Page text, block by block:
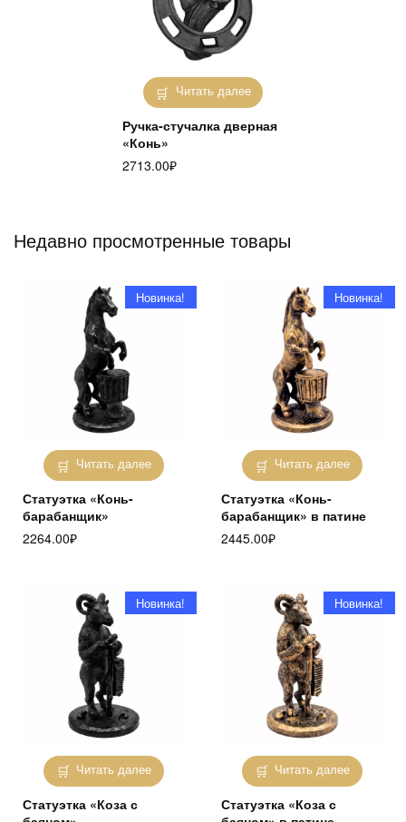
Читать далее
Ручка-стучалка дверная
«Конь»
2713.00₽
Недавно просмотренные товары
Читать далее
Новинка!
Статуэтка «Конь-
барабанщик»
2264.00₽
Читать далее
Новинка!
Статуэтка «Конь-
барабанщик» в патине
2445.00₽
Читать далее
Новинка!
Статуэтка «Коза с
Читать далее
Новинка!
Статуэтка «Коза с